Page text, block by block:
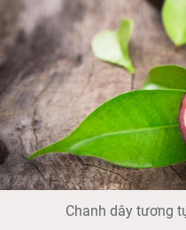
Chanh dây tương